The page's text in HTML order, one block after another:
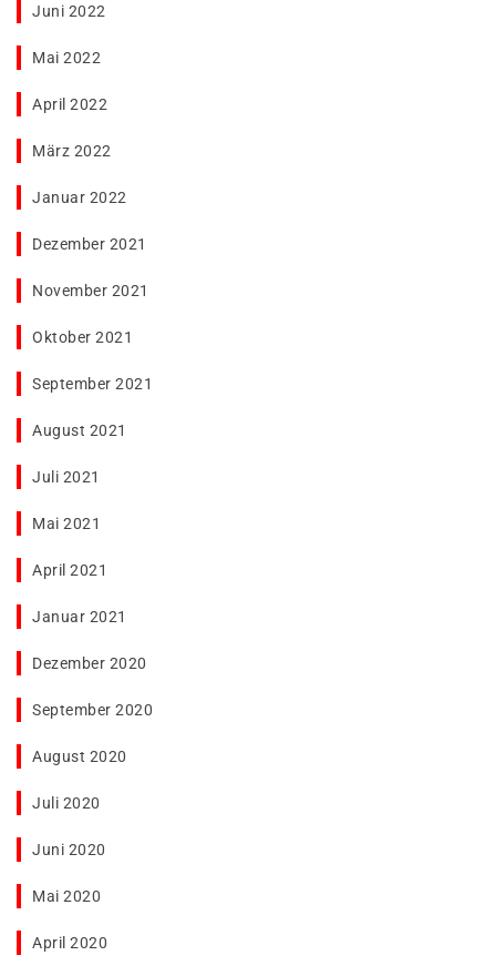
Juni 2022
Mai 2022
April 2022
März 2022
Januar 2022
Dezember 2021
November 2021
Oktober 2021
September 2021
August 2021
Juli 2021
Mai 2021
April 2021
Januar 2021
Dezember 2020
September 2020
August 2020
Juli 2020
Juni 2020
Mai 2020
April 2020